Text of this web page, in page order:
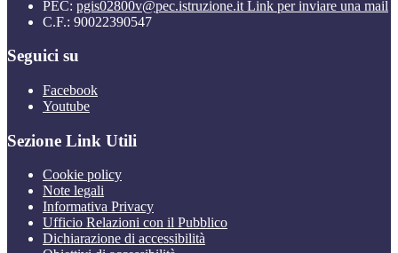
PEC: pgis02800v@pec.istruzione.it Link per inviare una mail
C.F.: 90022390547
Seguici su
Facebook
Youtube
Sezione Link Utili
Cookie policy
Note legali
Informativa Privacy
Ufficio Relazioni con il Pubblico
Dichiarazione di accessibilità